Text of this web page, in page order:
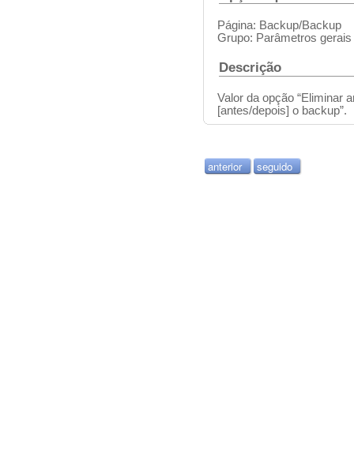
Página: Backup/Backup
Grupo: Parâmetros gerais
Descrição
Valor da opção “Eliminar
[antes/depois] o backup”.
anterior seguido